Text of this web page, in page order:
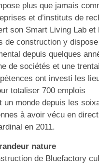
plus que jamais
et d’instituts de
son Smart Living Lab et
de construction y dispose
depuis quelques
de sociétés et une
ont investi les
totaliser 700 emplois
un monde depuis les
à avoir vécu en
en 2011.
nature
de Bluefactory